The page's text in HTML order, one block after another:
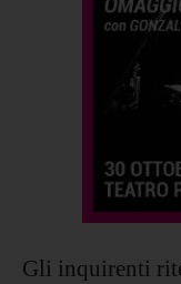
Gli inquirenti